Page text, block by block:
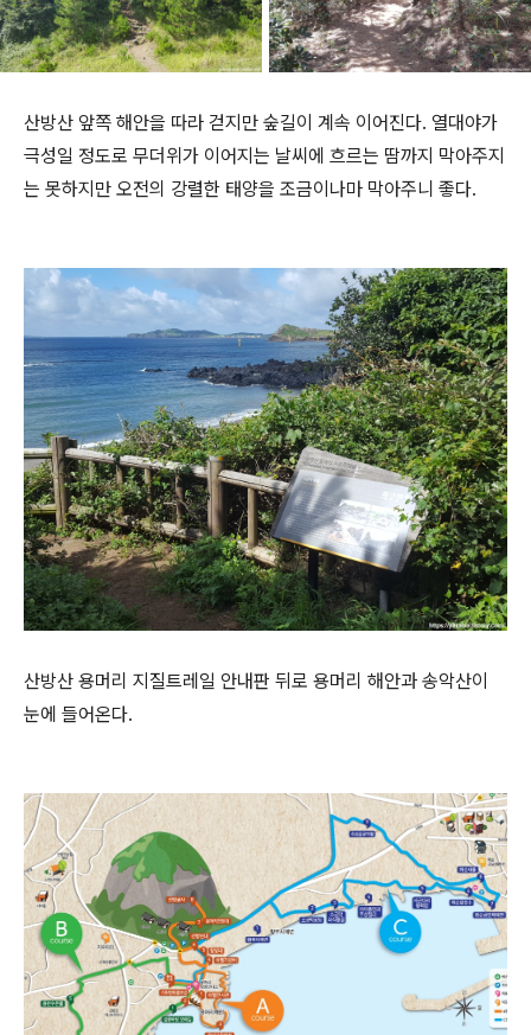
산방산 앞쪽 해안을 따라 걷지만 숲길이 계속 이어진다. 열대야가
극성일 정도로 무더위가 이어지는 날씨에 흐르는 땀까지 막아주지
는 못하지만 오전의 강렬한 태양을 조금이나마 막아주니 좋다.
산방산 용머리 지질트레일 안내판 뒤로 용머리 해안과 송악산이
눈에 들어온다.